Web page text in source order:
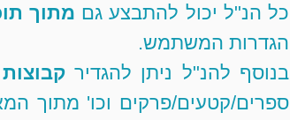
כל הנ"ל יכול להתבצע גם מתוך
הגדרות המשתמש.
בנוסף להנ"ל ניתן להגדירקבוצות
ספרים/קטעים/פרקים וכו' מתוך